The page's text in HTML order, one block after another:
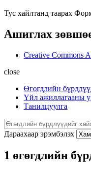
Тус хайлтанд таарах
Ашиглах
Creative Commons
close
Өгөгдлийн
Үйл ажиллагааны
Танилцуулга
Дараахаар эрэмбэлэх
1 өгөгдлийн